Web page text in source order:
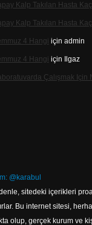
Kalp Takılan Hasta
Kalp Takılan Hasta
4 Hangi için admin
4 Hangi için Ilgaz
Çalışmak Için
@karabul
sitedeki içerikleri
Bu internet sitesi,
olup, gerçek kurum ve